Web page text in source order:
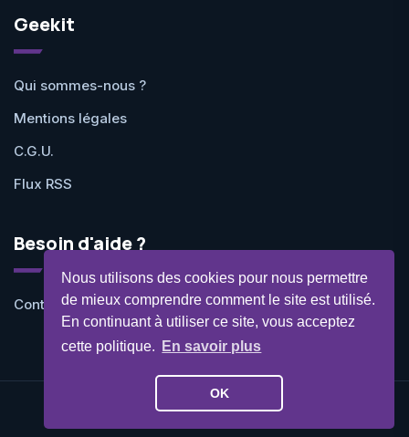
Nous utilisons des cookies pour nous permettre
de mieux comprendre comment le site est utilisé.
En continuant à utiliser ce site, vous acceptez
cette politique.
En savoir plus
OK
Geekit
Qui sommes-nous ?
Mentions légales
C.G.U.
Flux RSS
Besoin d'aide ?
Contactez-nous
©Geekit 2026 - Tous droits réservés